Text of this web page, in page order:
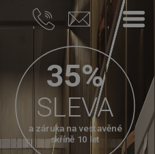
35%
SLEVA
a záruka na vestavěné
skříně 10 let